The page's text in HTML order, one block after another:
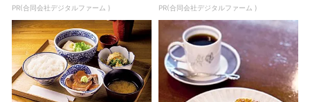
PR(合同会社デジタルファーム ) PR(合同会社デジタルファーム )